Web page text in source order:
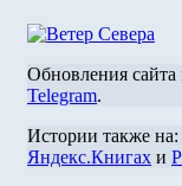
Обновления сайта
Telegram.
Истории также на:
Яндекс.Книгах и